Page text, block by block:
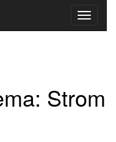
Toggle
Strom